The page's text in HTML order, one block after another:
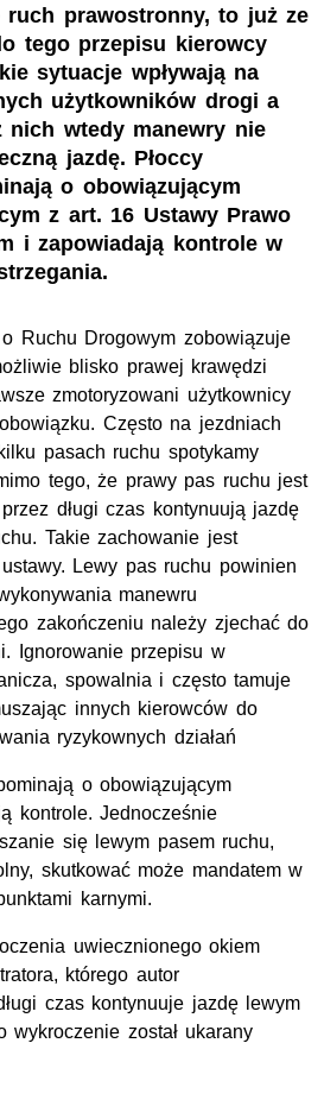
ruch prawostronny, to już ze
tego przepisu kierowcy
sytuacje wpływają na
użytkowników drogi a
nich wtedy manewry nie
jazdę. Płoccy
o obowiązującym
z art. 16 Ustawy Prawo
i zapowiadają kontrole w
Ruchu Drogowym zobowiązuje
blisko prawej krawędzi
zmotoryzowani użytkownicy
Często na jezdniach
pasach ruchu spotykamy
tego, że prawy pas ruchu jest
długi czas kontynuują jazdę
Takie zachowanie jest
Lewy pas ruchu powinien
manewru
zakończeniu należy zjechać do
Ignorowanie przepisu w
spowalnia i często tamuje
innych kierowców do
ryzykownych działań
o obowiązującym
kontrole. Jednocześnie
się lewym pasem ruchu,
skutkować może mandatem w
karnymi.
uwiecznionego okiem
którego autor
czas kontynuuje jazdę lewym
wykroczenie został ukarany